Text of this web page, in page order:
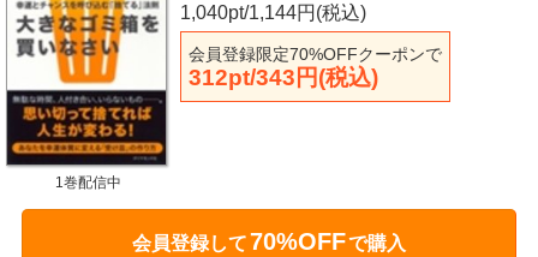
1,040pt/1,144円(税込)
会員登録限定70%OFFクーポンで
312pt/343円(税込)
1巻配信中
会員登録して70%OFFで購入